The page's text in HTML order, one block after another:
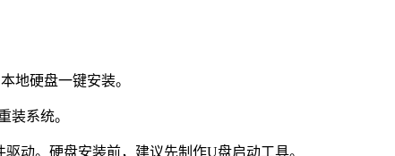
地硬盘一键安装。
装系统。
动。硬盘安装前，建议先制作U盘启动工具。